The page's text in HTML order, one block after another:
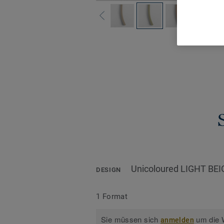
DESIGN Unicoloured LIGHT
1 Format
Sie müssen sichanmelden um die